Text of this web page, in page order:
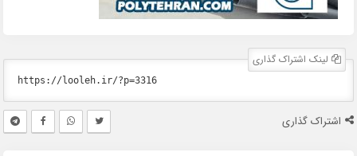
لینک اشتراک گذاری
اشتراک گذاری